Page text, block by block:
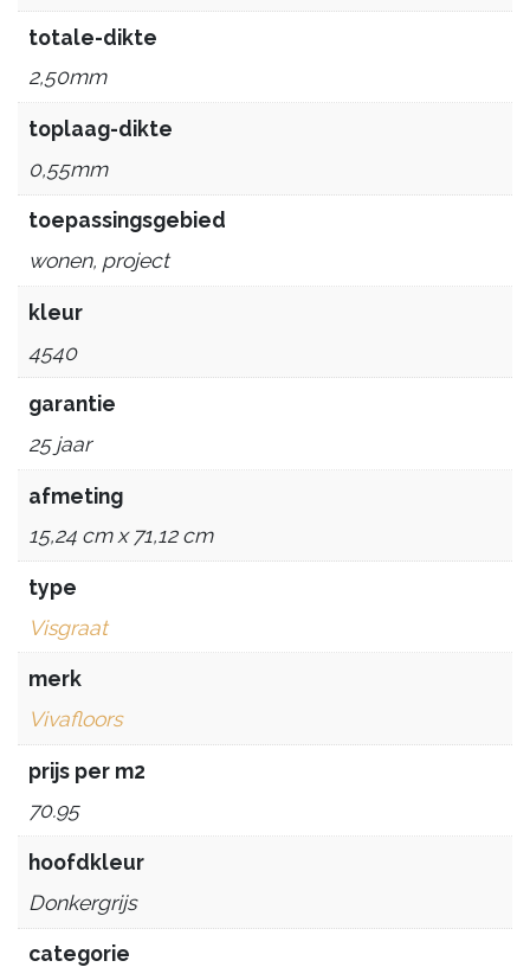
totale-dikte
2,50mm
toplaag-dikte
0,55mm
toepassingsgebied
wonen, project
kleur
4540
garantie
25 jaar
afmeting
15,24 cm x 71,12 cm
type
Visgraat
merk
Vivafloors
prijs per m2
70.95
hoofdkleur
Donkergrijs
categorie